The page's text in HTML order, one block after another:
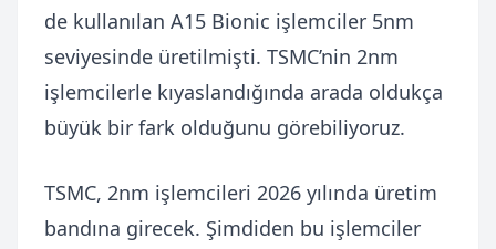
de kullanılan A15 Bionic işlemciler 5nm
seviyesinde üretilmişti. TSMC’nin 2nm
işlemcilerle kıyaslandığında arada oldukça
büyük bir fark olduğunu görebiliyoruz.
TSMC, 2nm işlemcileri 2026 yılında üretim
bandına girecek. Şimdiden bu işlemciler